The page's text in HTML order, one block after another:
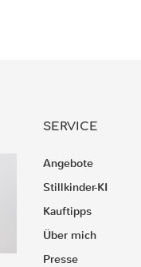
SERVICE
Angebote
Stillkinder-KI
Kauftipps
Über mich
Presse